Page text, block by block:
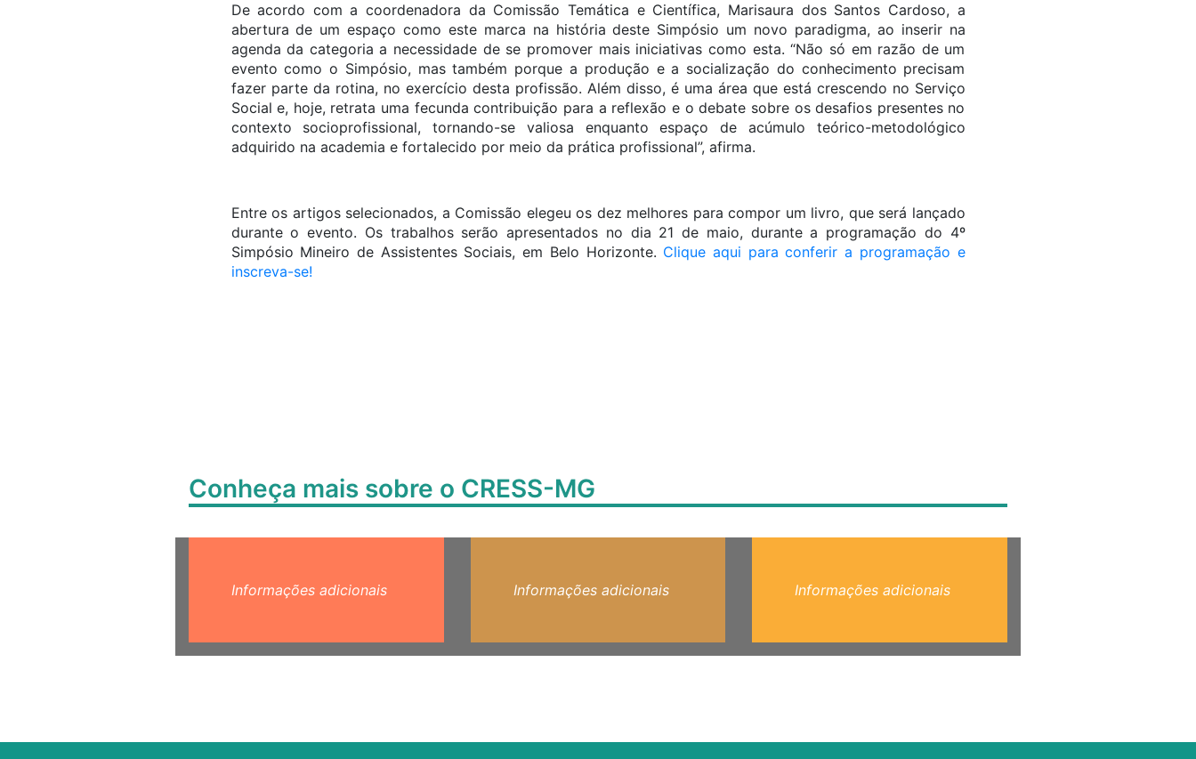
De acordo com a coordenadora da Comissão Temática e Científica, Marisaura dos Santos Cardoso, a
abertura de um espaço como este marca na história deste Simpósio um novo paradigma, ao inserir na
agenda da categoria a necessidade de se promover mais iniciativas como esta. “Não só em razão de um
evento como o Simpósio, mas também porque a produção e a socialização do conhecimento precisam
fazer parte da rotina, no exercício desta profissão. Além disso, é uma área que está crescendo no Serviço
Social e, hoje, retrata uma fecunda contribuição para a reflexão e o debate sobre os desafios presentes no
contexto socioprofissional, tornando-se valiosa enquanto espaço de acúmulo teórico-metodológico
adquirido na academia e fortalecido por meio da prática profissional”, afirma.
Entre os artigos selecionados, a Comissão elegeu os dez melhores para compor um livro, que será lançado
durante o evento. Os trabalhos serão apresentados no dia 21 de maio, durante a programação do 4º
Simpósio Mineiro de Assistentes Sociais, em Belo Horizonte. Clique aqui para conferir a programação e
inscreva-se!
Conheça mais sobre o CRESS-MG
Informações adicionais Informações adicionais Informações adicionais